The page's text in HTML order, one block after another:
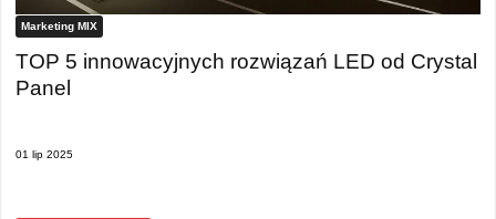
Marketing MIX
TOP 5 innowacyjnych rozwiązań LED od Crystal
Panel
01 lip 2025